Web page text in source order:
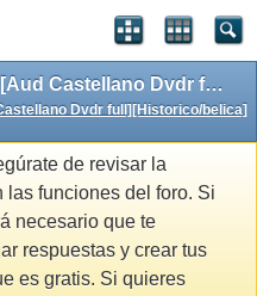
sin novedad alcazar [1940][Aud Castellano Dvdr full][Historico/belica][MU/FS]
Dvdr full][Historico/belica]
de revisar la
las funciones del foro. Si
necesario que te
respuestas y crear tus
es gratis. Si quieres